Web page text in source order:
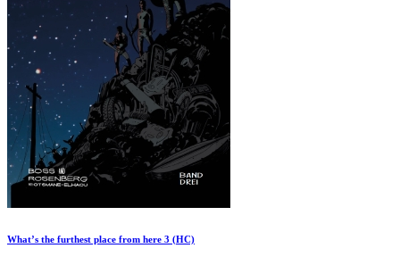
What’s the furthest place from here 3 (HC)